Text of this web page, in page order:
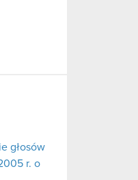
głosów
r. o